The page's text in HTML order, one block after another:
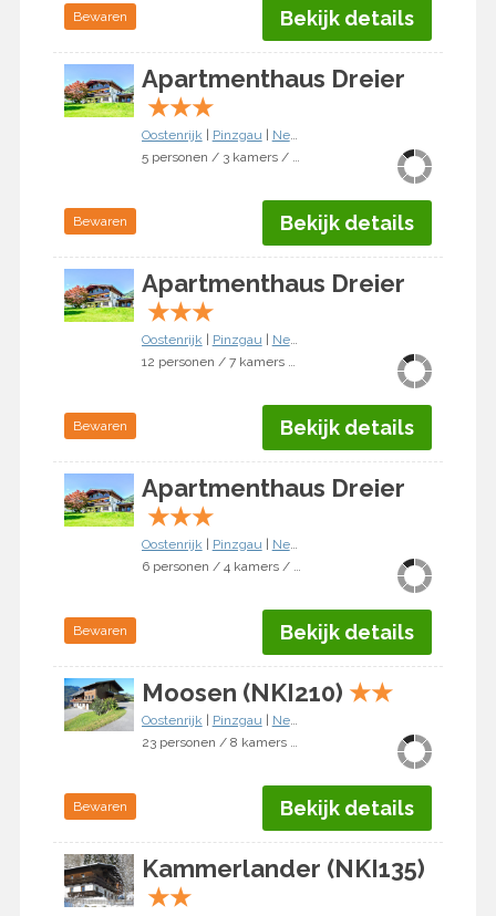
Bewaren Bekijk details
Apartmenthaus Dreier
★★★
Oostenrijk Pinzgau
Neukirchen am Großvenediger
5 personen / 3 kamers / 2 slaapkamers
Bewaren Bekijk details
Apartmenthaus Dreier
★★★
Oostenrijk Pinzgau
Neukirchen am Großvenediger
12 personen / 7 kamers / 5 slaapkamers
Bewaren Bekijk details
Apartmenthaus Dreier
★★★
Oostenrijk Pinzgau
Neukirchen am Großvenediger
6 personen / 4 kamers / 3 slaapkamers
Bewaren Bekijk details
Moosen (NKI210) ★★
Oostenrijk Pinzgau
Neukirchen am Großvenediger
23 personen / 8 kamers / 7 slaapkamers
Bewaren Bekijk details
Kammerlander (NKI135)
★★